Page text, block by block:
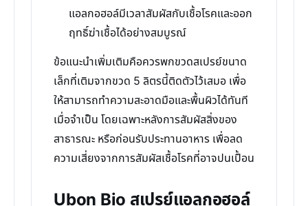
แอลกอฮอล์มีเวลาสัมผัสกับเชื้อโรคและออก
ฤทธิ์ฆ่าเชื้อได้อย่างสมบูรณ์
ข้อแนะนำเพิ่มเติมคือควรพกขวดสเปรย์ขนาด
เล็กที่เติมจากขวด 5 ลิตรนี้ติดตัวไว้เสมอ เพื่อ
ให้สามารถทำความสะอาดมือและพื้นผิวได้ทันที
เมื่อจำเป็น โดยเฉพาะหลังการสัมผัสสิ่งของ
สาธารณะ หรือก่อนรับประทานอาหาร เพื่อลด
ความเสี่ยงจากการสัมผัสเชื้อโรคที่อาจปนเปื้อน
Ubon Bio สเปรย์แอลกอฮอล์